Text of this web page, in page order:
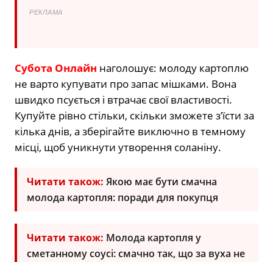
РЕКЛАМА
Субота Онлайн наголошує: молоду картоплю
не варто купувати про запас мішками. Вона
швидко псується і втрачає свої властивості.
Купуйте рівно стільки, скільки зможете з’їсти за
кілька днів, а зберігайте виключно в темному
місці, щоб уникнути утворення соланіну.
Читати також: Якою має бути смачна
молода картопля: поради для покупця
Читати також: Молода картопля у
сметанному соусі: смачно так, що за вуха не